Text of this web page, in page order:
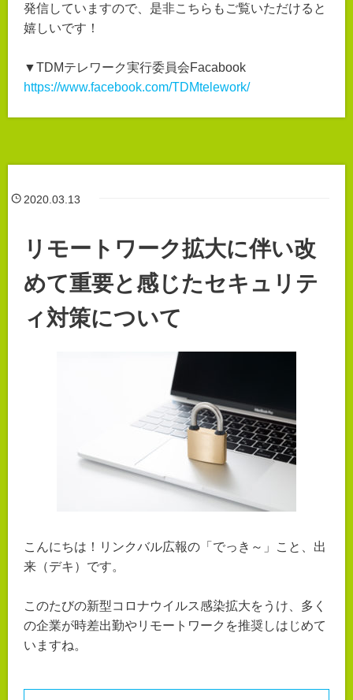
発信していますので、是非こちらもご覧いただけると
嬉しいです！
▼TDMテレワーク実行委員会Facabook
https://www.facebook.com/TDMtelework/
2020.03.13
リモートワーク拡大に伴い改
めて重要と感じたセキュリテ
ィ対策について
こんにちは！リンクバル広報の「でっき～」こと、出
来（デキ）です。
このたびの新型コロナウイルス感染拡大をうけ、多く
の企業が時差出勤やリモートワークを推奨しはじめて
いますね。